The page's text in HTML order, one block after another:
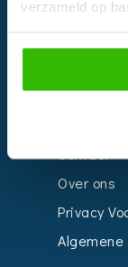
verzameld op
Over ons
Privacy
Algemene